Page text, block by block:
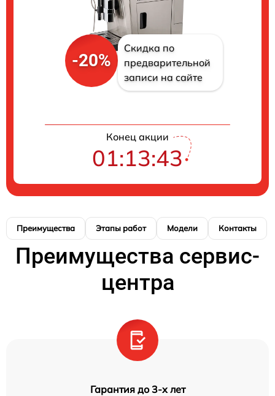
-20%
Скидка по
предварительной
записи на сайте
Конец акции
01:13:43
Преимущества Этапы работ Модели Контакты
Преимущества сервис-
центра
Гарантия до 3-х лет